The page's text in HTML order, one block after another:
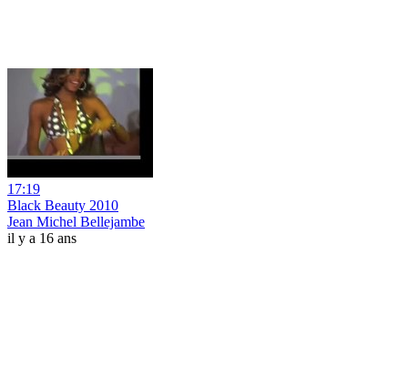
17:19
Black Beauty 2010
Jean Michel Bellejambe
il y a 16 ans